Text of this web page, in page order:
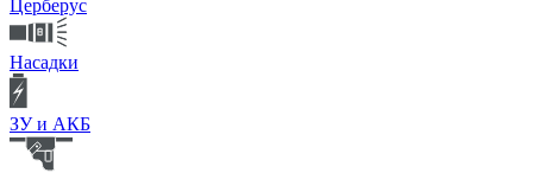
Церберус
Насадки
ЗУ и АКБ